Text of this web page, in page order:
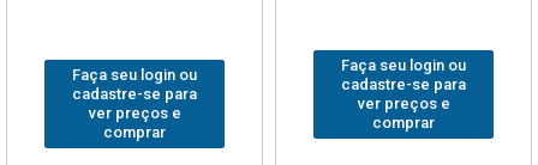
Faça seu login ou
cadastre-se para
ver preços e
comprar
Faça seu login ou
cadastre-se para
ver preços e
comprar